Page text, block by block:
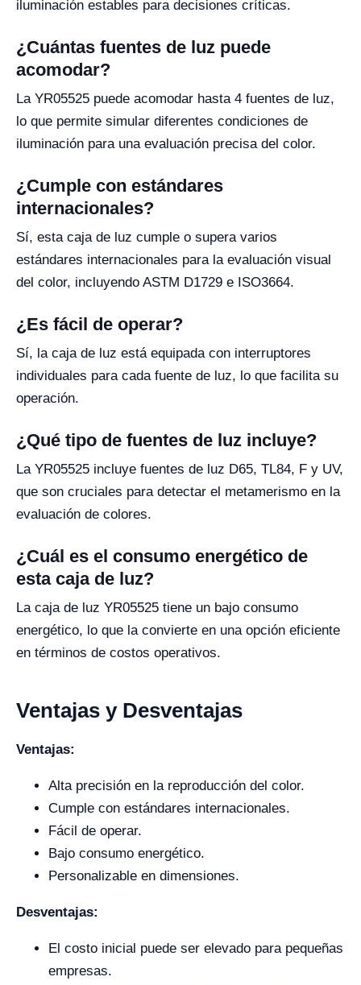
iluminación estables para decisiones críticas.
¿Cuántas fuentes de luz puede
acomodar?
La YR05525 puede acomodar hasta 4 fuentes de luz,
lo que permite simular diferentes condiciones de
iluminación para una evaluación precisa del color.
¿Cumple con estándares
internacionales?
Sí, esta caja de luz cumple o supera varios
estándares internacionales para la evaluación visual
del color, incluyendo ASTM D1729 e ISO3664.
¿Es fácil de operar?
Sí, la caja de luz está equipada con interruptores
individuales para cada fuente de luz, lo que facilita su
operación.
¿Qué tipo de fuentes de luz incluye?
La YR05525 incluye fuentes de luz D65, TL84, F y UV,
que son cruciales para detectar el metamerismo en la
evaluación de colores.
¿Cuál es el consumo energético de
esta caja de luz?
La caja de luz YR05525 tiene un bajo consumo
energético, lo que la convierte en una opción eficiente
en términos de costos operativos.
Ventajas y Desventajas
Ventajas:
Alta precisión en la reproducción del color.
Cumple con estándares internacionales.
Fácil de operar.
Bajo consumo energético.
Personalizable en dimensiones.
Desventajas:
El costo inicial puede ser elevado para pequeñas
empresas.